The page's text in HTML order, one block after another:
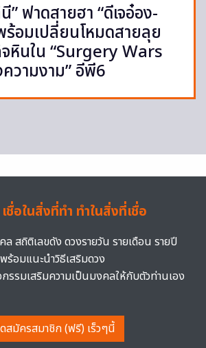
” ฟาดสายฮา “ดีเจอ๋อง-
อมเปลี่ยนโหมดสายลุย
จหินใน “Surgery Wars
วามงาม” อีพี6
ชื่อในสิ่งที่ทำ ทำในสิ่งที่เชื่อ
ล สถิติเลขดัง ดวงรายวัน รายเดือน รายปี
พร้อมแนะนำวิธีเสริมดวง
รรมเสริมความเป็นมงคลให้กับตัวท่านเอง
สมัครสมาชิก (ฟรี) เร็วๆนี้